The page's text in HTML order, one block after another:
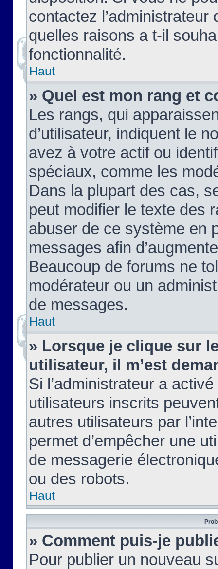
contactez
quelles raisons a t-il
fonctionnalité.
Haut
» Quel est mon rang et
Les rangs, qui
d’utilisateur, indiquent le
avez à votre actif ou
spéciaux, comme les
Dans la plupart des cas,
peut modifier le texte des
abuser de ce système en
messages afin
Beaucoup de forums ne
modérateur ou un
de messages.
Haut
» Lorsque je clique sur
utilisateur, il m’est
Si l’administrateur a
utilisateurs inscrits
autres utilisateurs par
permet d’empêcher une
de messagerie
ou des robots.
Haut
» Comment puis-je
Pour publier un nouveau